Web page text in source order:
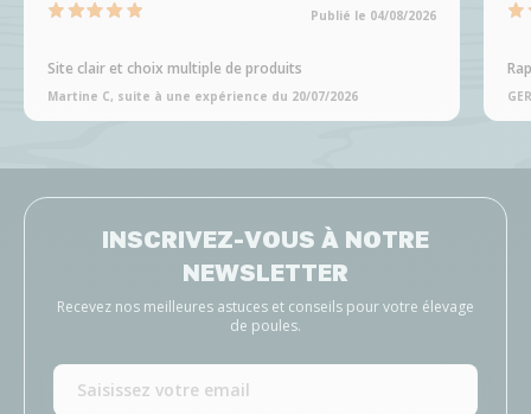
Publié le 04/08/2026
Site clair et choix multiple de produits
Martine C, suite à une expérience du 20/07/2026
INSCRIVEZ-VOUS À NOTRE
NEWSLETTER
Recevez nos meilleures astuces et conseils pour votre élevage
de poules.